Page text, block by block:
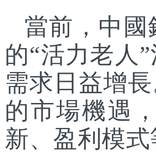
當前，中國
的“活力老人
需求日益增
的市場機遇
新、盈利模